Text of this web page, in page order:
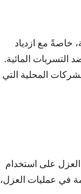
خاصةً مع ازدياد
التسربات المائية.
المحلية التي
على استخدام
في عمليات العزل،